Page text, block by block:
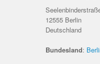
12555 Berlin
Deutschland
Bundesland: